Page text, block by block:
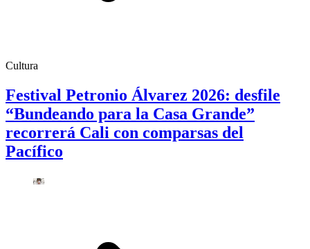
Cultura
Festival Petronio Álvarez 2026: desfile
“Bundeando para la Casa Grande”
recorrerá Cali con comparsas del
Pacífico